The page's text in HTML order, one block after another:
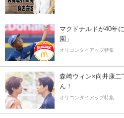
マクドナルドが40年
園」
オリコンタイアップ特集
森崎ウィン×向井康二
ん！
オリコンタイアップ特集